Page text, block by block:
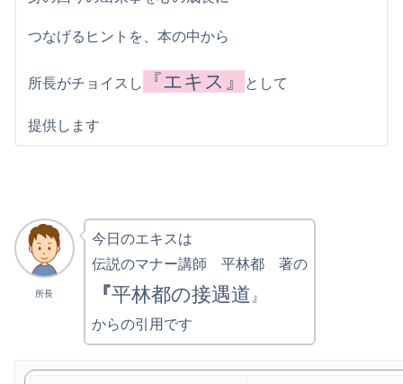
つなげるヒントを、本の中から
所長がチョイスし 『エキス』 として
提供します
所長
今日のエキスは
伝説のマナー講師 平林都 著の
『平林都の接遇道 』
からの引用です